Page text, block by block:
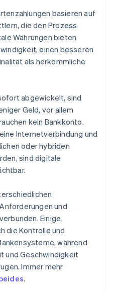
basieren auf
die den Prozess
Währungen bieten
einen besseren
als herkömmliche
abgewickelt, sind
Geld, vor allem
kein Bankkonto.
Internetverbindung und
oder hybriden
sind digitale
und
Einige
die Kontrolle und
während
und Geschwindigkeit
Immer mehr
.